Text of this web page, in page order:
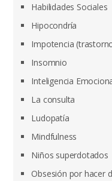
Habilidades Sociales
Hipocondría
Impotencia
Insomnio
Inteligencia
La consulta
Ludopatía
Mindfulness
Niños superdotados
Obsesión por hacer